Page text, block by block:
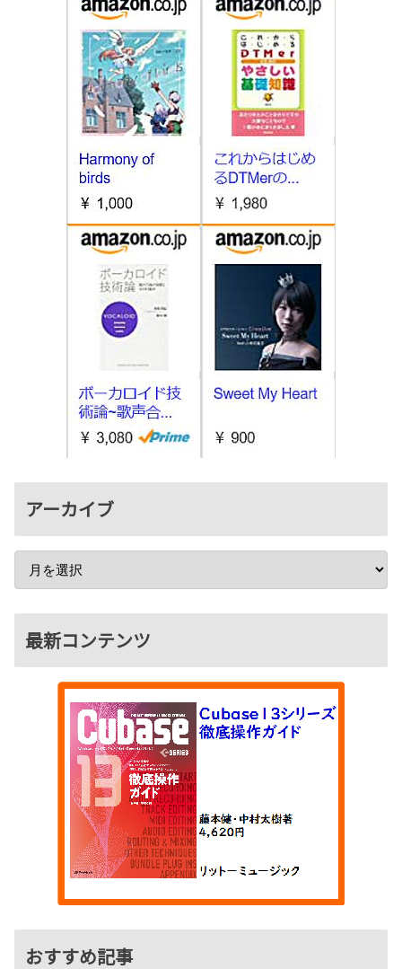
アーカイブ
最新コンテンツ
おすすめ記事